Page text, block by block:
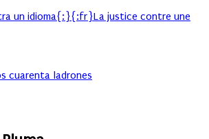
un idioma{:}{:fr}La justice contre une
cuarenta ladrones